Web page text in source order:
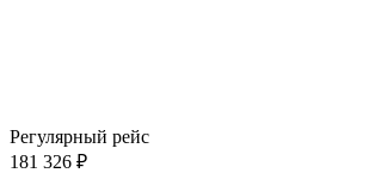
Регулярный рейс
181 326 ₽